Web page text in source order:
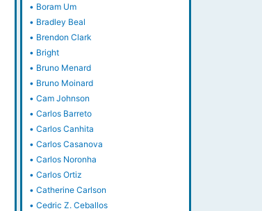
• Boram Um
• Bradley Beal
• Brendon Clark
• Bright
• Bruno Menard
• Bruno Moinard
•Cam Johnson
•Carlos Barreto
•Carlos Canhita
•Carlos Casanova
•Carlos Noronha
•Carlos Ortiz
•Catherine Carlson
•Cedric Z. Ceballos